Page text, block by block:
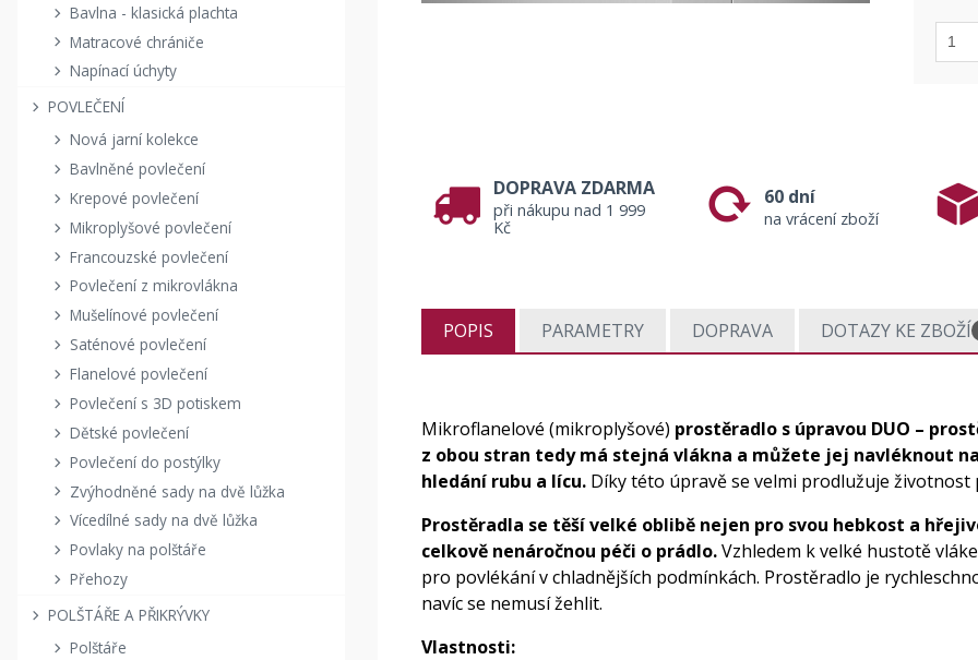
Bavlna - klasická plachta
Matracové chrániče
Napínací úchyty
POVLEČENÍ
Nová jarní kolekce
Bavlněné povlečení
Krepové povlečení
Mikroplyšové povlečení
Francouzské povlečení
Povlečení z mikrovlákna
Mušelínové povlečení
Saténové povlečení
Flanelové povlečení
Povlečení s 3D potiskem
Dětské povlečení
Povlečení do postýlky
Zvýhodněné sady na dvě lůžka
Vícedílné sady na dvě lůžka
Povlaky na polštáře
Přehozy
POLŠTÁŘE A PŘIKRÝVKY
Polštáře
DOPRAVA ZDARMA
při nákupu nad 1 999
Kč
60 dní
na vrácení zboží
POPIS PARAMETRY DOPRAVA DOTAZY KE ZBOŽÍ
Mikroflanelové (mikroplyšové) prostěradlo s úpravou DUO –
z obou stran tedy má stejná vlákna a můžete jej navléknout
hledání rubu a lícu. Díky této úpravě se velmi prodlužuje životnost
Prostěradla se těší velké oblibě nejen pro svou hebkost a
celkově nenáročnou péči o prádlo.Vzhledem k velké hustotě
pro povlékání v chladnějších podmínkách. Prostěradlo je
navíc se nemusí žehlit.
Vlastnosti: